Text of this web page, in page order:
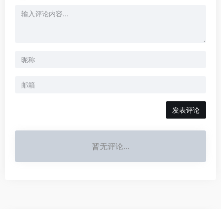
发表评论
暂无评论...